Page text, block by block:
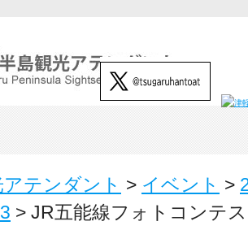
テンダント > イベント >
> JR五能線フォトコンテ